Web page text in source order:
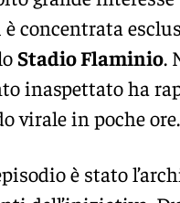
è concentrata
Stadio Flaminio.
inaspettato ha
virale in poche ore.
è stato